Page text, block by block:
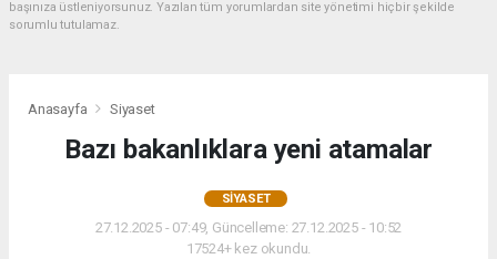
başınıza üstleniyorsunuz. Yazılan tüm yorumlardan site yönetimi hiçbir şekilde
sorumlu tutulamaz.
Anasayfa Siyaset
Bazı bakanlıklara yeni atamalar
SIYASET
27.12.2025 - 07:49, Güncelleme: 27.12.2025 - 10:52
17524+ kez okundu.